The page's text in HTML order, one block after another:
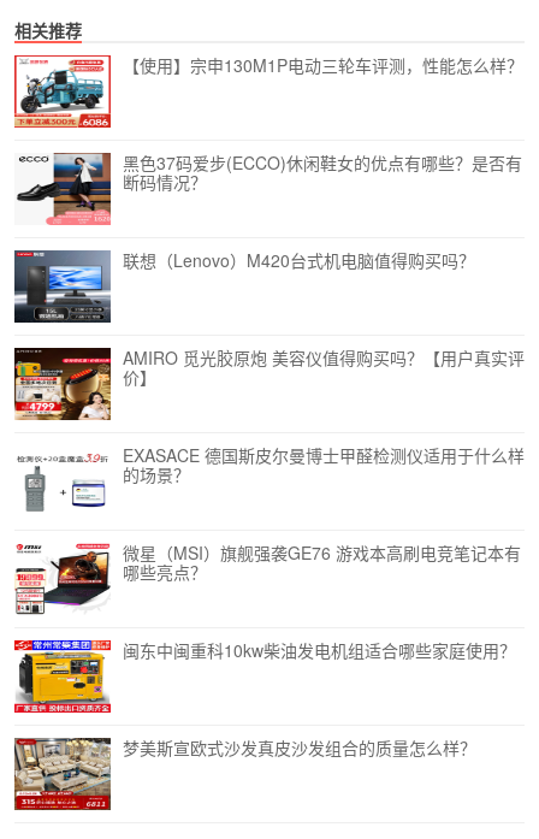
相关推荐
【使用】宗申130M1P电动三轮车评测，性能怎么样？
黑色37码爱步(ECCO)休闲鞋女的优点有哪些？是否有
断码情况？
联想（Lenovo）M420台式机电脑值得购买吗？
AMIRO 觅光胶原炮 美容仪值得购买吗？【用户真实评
价】
EXASACE 德国斯皮尔曼博士甲醛检测仪适用于什么样
的场景？
微星（MSI）旗舰强袭GE76 游戏本高刷电竞笔记本有
哪些亮点？
闽东中闽重科10kw柴油发电机组适合哪些家庭使用？
梦美斯宣欧式沙发真皮沙发组合的质量怎么样？